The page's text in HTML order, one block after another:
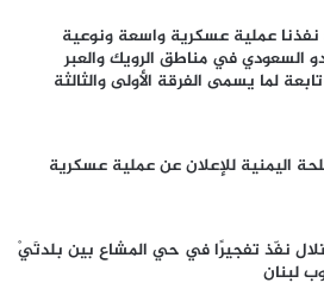
نفذنا عملية عسكرية واسعة ونوعية
السعودي في مناطق الرويك والعبر
لما يسمى الفرقة الأولى والثالثة
اليمنية للإعلان عن عملية عسكرية
نفّذ تفجيرًا في حي المشاع بين بلدتَيْ
لبنان